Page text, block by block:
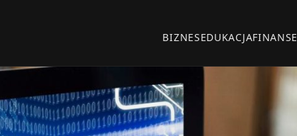
BIZNESEDUKACJAFINANSE